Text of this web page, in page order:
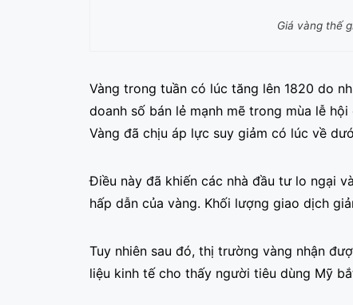
Giá vàng thế
Vàng trong tuần có lúc tăng lên 1820 do
doanh số bán lẻ mạnh mẽ trong mùa lễ
Vàng đã chịu áp lực suy giảm có lúc về
Điều này đã khiến các nhà đầu tư lo ngại
hấp dẫn của vàng. Khối lượng giao dịch
Tuy nhiên sau đó, thị trường vàng nhận
liệu kinh tế cho thấy người tiêu dùng Mỹ